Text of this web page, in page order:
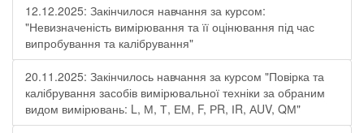
12.12.2025: Закінчилося навчання за курсом:
"Невизначеність вимірювання та її оцінювання під час
випробування та калібрування"
20.11.2025: Закінчилось навчання за курсом "Повірка та
калібрування засобів вимірювальної техніки за обраним
видом вимірювань: L, М, Т, ЕМ, F, РR, ІR, АUV, QМ"